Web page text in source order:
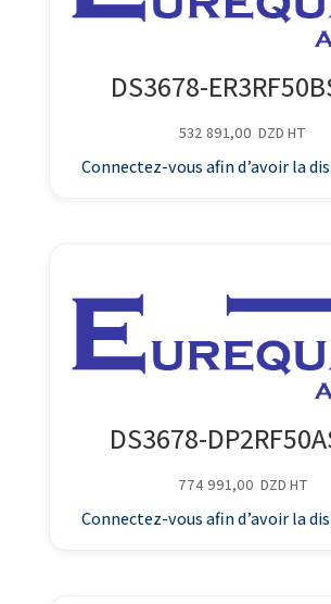
DS3678-
532 891,00 DZD HT
Connectez-vous afin d’avoir la
DS3678-
774 991,00 DZD HT
Connectez-vous afin d’avoir la